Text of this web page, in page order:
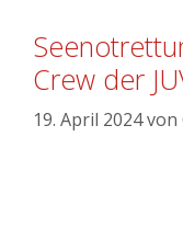
Crew der
19. April 2024von